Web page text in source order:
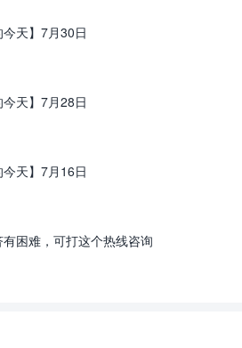
今天】7月30日
今天】7月28日
今天】7月16日
困难，可打这个热线咨询